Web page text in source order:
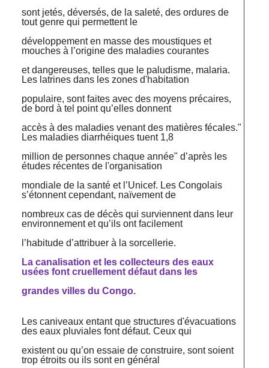
sont jetés, déversés, de la saleté, des ordures de
tout genre qui permettent le
développement en masse des moustiques et
mouches à l’origine des maladies courantes
et dangereuses, telles que le paludisme, malaria.
Les latrines dans les zones d'habitation
populaire, sont faites avec des moyens précaires,
de bord à tel point qu’elles donnent
accès à des maladies venant des matières fécales."
Les maladies diarrhéiques tuent 1,8
million de personnes chaque année" d’après les
études récentes de l'organisation
mondiale de la santé et l’Unicef. Les Congolais
s’étonnent cependant, naïvement de
nombreux cas de décès qui surviennent dans leur
environnement et qu’ils ont facilement
l’habitude d’attribuer à la sorcellerie.
La canalisation et les collecteurs des eaux
usées font cruellement défaut dans les
grandes villes du Congo.
Les caniveaux entant que structures d'évacuations
des eaux pluviales font défaut. Ceux qui
existent ou qu’on essaie de construire, sont soient
trop étroits ou ils sont en général